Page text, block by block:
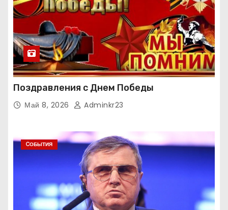
Поздравления с Днем Победы
Май 8, 2026 Adminkr23
CОБЫТИЯ